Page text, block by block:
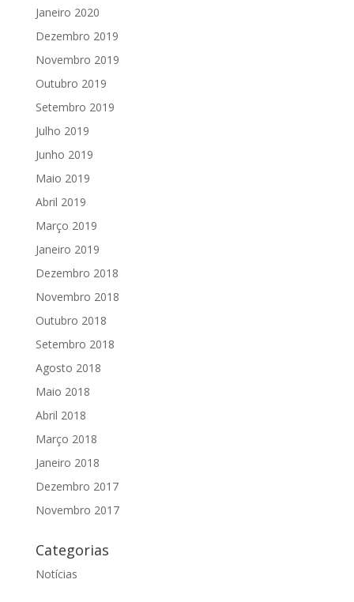
Janeiro 2020
Dezembro 2019
Novembro 2019
Outubro 2019
Setembro 2019
Julho 2019
Junho 2019
Maio 2019
Abril 2019
Março 2019
Janeiro 2019
Dezembro 2018
Novembro 2018
Outubro 2018
Setembro 2018
Agosto 2018
Maio 2018
Abril 2018
Março 2018
Janeiro 2018
Dezembro 2017
Novembro 2017
Categorias
Notícias